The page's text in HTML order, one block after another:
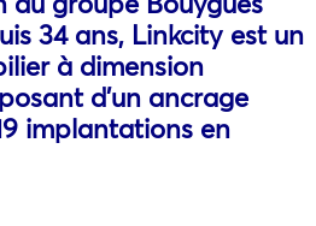
34 ans, Linkcity est un
à dimension
d’un ancrage
implantations en